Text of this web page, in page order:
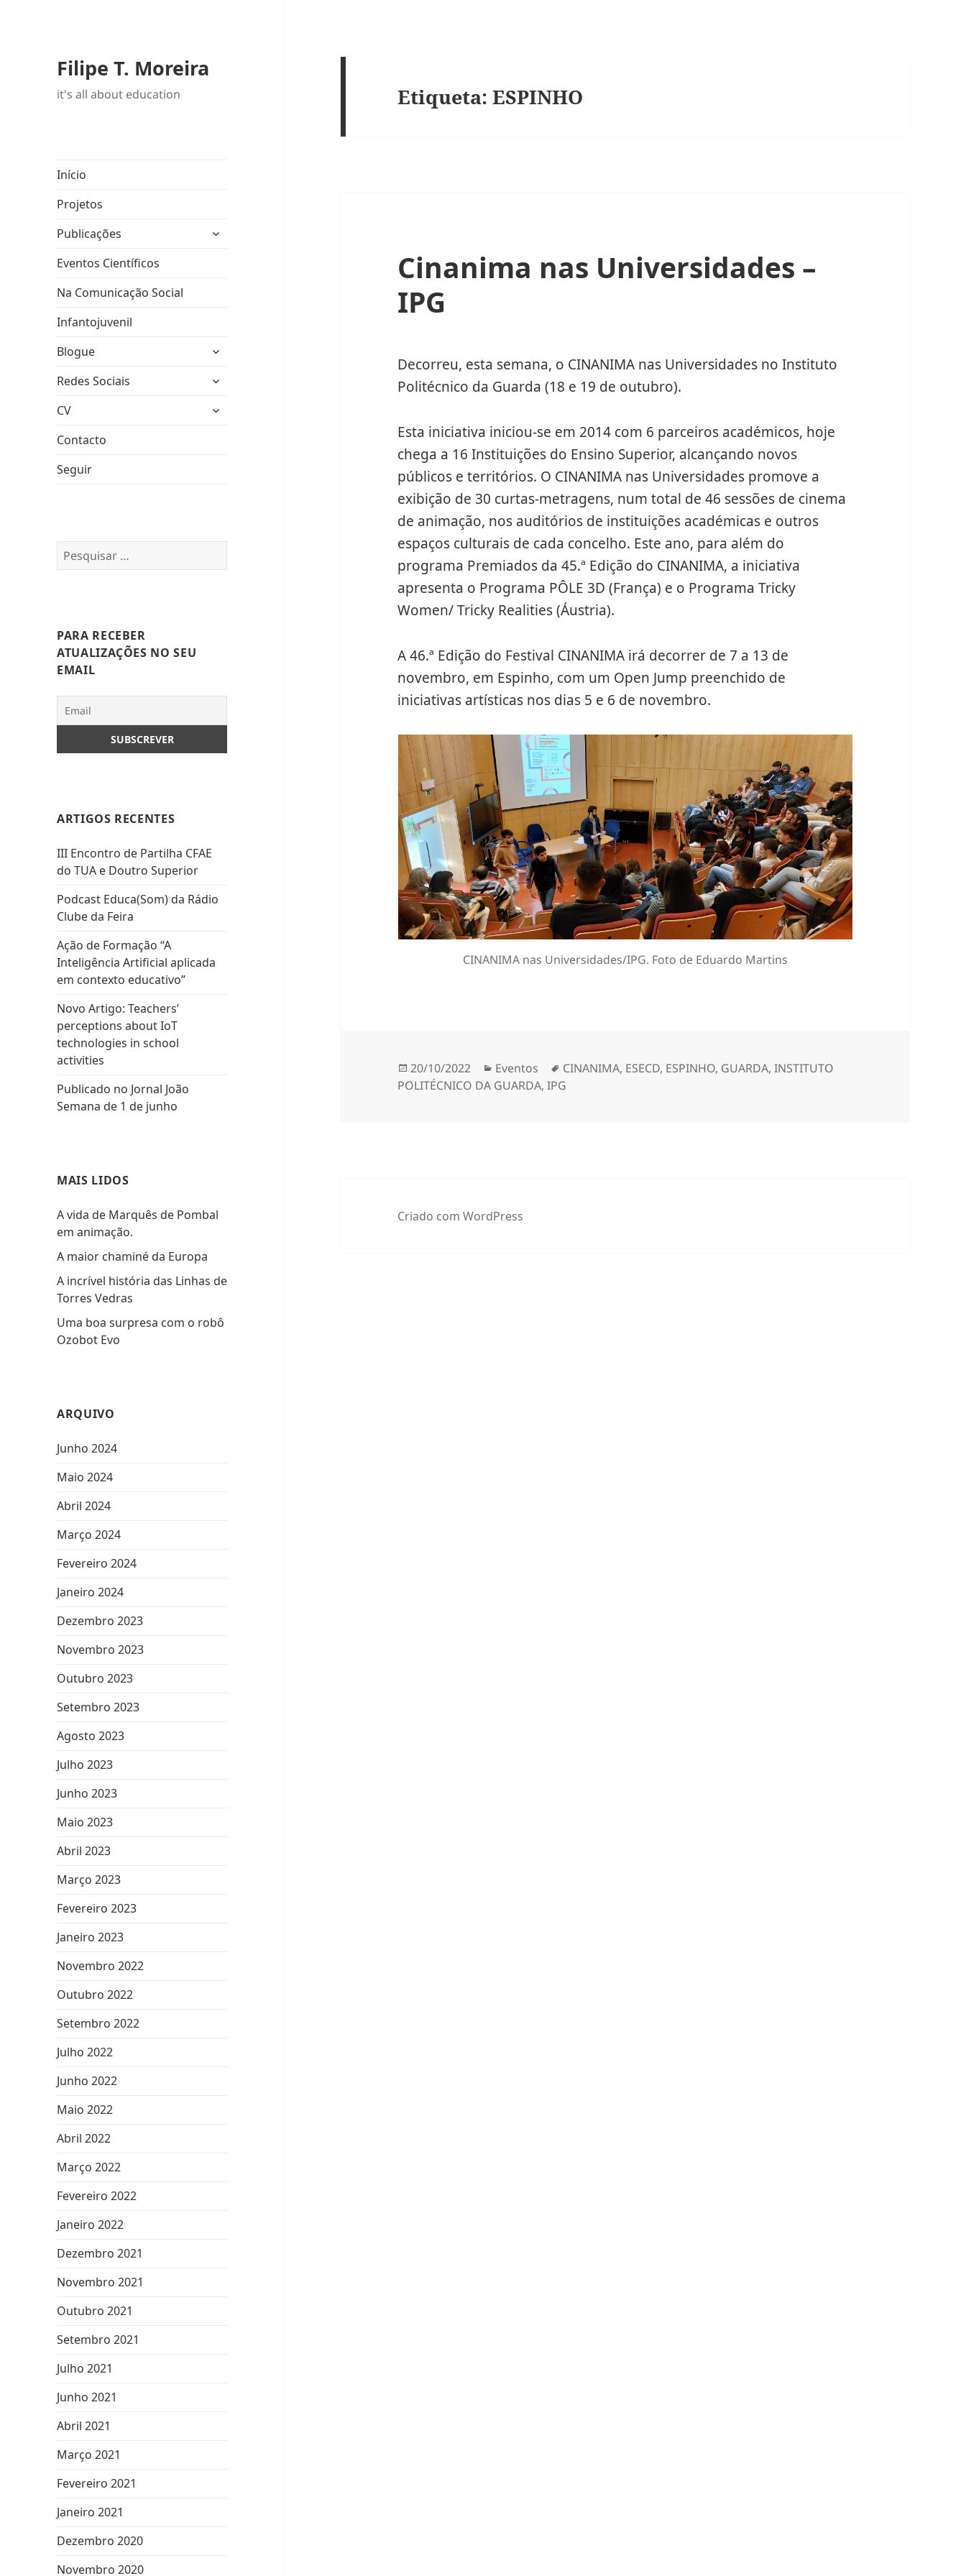
Filipe T. Moreira
it's all about education
Início
Projetos
Publicações
expandir
Eventos Científicos
Na Comunicação Social
Infantojuvenil
Blogue
expandir
Redes Sociais
expandir
CV
expandir
Contacto
Seguir
Pesquisar
por:
PARA RECEBER
ATUALIZAÇÕES NO SEU
EMAIL
ARTIGOS RECENTES
III Encontro de Partilha CFAE
do TUA e Doutro Superior
Podcast Educa(Som) da Rádio
Clube da Feira
Ação de Formação “A
Inteligência Artificial aplicada
em contexto educativo”
Novo Artigo: Teachers’
perceptions about IoT
technologies in school
activities
Publicado no Jornal João
Semana de 1 de junho
MAIS LIDOS
A vida de Marquês de Pombal
em animação.
A maior chaminé da Europa
A incrível história das Linhas de
Torres Vedras
Uma boa surpresa com o robô
Ozobot Evo
ARQUIVO
Junho 2024
Maio 2024
Abril 2024
Março 2024
Fevereiro 2024
Janeiro 2024
Dezembro 2023
Novembro 2023
Outubro 2023
Setembro 2023
Agosto 2023
Julho 2023
Junho 2023
Maio 2023
Abril 2023
Março 2023
Fevereiro 2023
Janeiro 2023
Novembro 2022
Outubro 2022
Setembro 2022
Julho 2022
Junho 2022
Maio 2022
Abril 2022
Março 2022
Fevereiro 2022
Janeiro 2022
Dezembro 2021
Novembro 2021
Outubro 2021
Setembro 2021
Julho 2021
Junho 2021
Abril 2021
Março 2021
Fevereiro 2021
Janeiro 2021
Dezembro 2020
Novembro 2020
Etiqueta:ESPINHO
Cinanima nas Universidades –
IPG
Decorreu, esta semana, o CINANIMA nas Universidades no Instituto
Politécnico da Guarda (18 e 19 de outubro).
Esta iniciativa iniciou-se em 2014 com 6 parceiros académicos, hoje
chega a 16 Instituições do Ensino Superior, alcançando novos
públicos e territórios. O CINANIMA nas Universidades promove a
exibição de 30 curtas-metragens, num total de 46 sessões de cinema
de animação, nos auditórios de instituições académicas e outros
espaços culturais de cada concelho. Este ano, para além do
programa Premiados da 45.ª Edição do CINANIMA, a iniciativa
apresenta o Programa PÔLE 3D (França) e o Programa Tricky
Women/ Tricky Realities (Áustria).
A 46.ª Edição do Festival CINANIMA irá decorrer de 7 a 13 de
novembro, em Espinho, com um Open Jump preenchido de
iniciativas artísticas nos dias 5 e 6 de novembro.
CINANIMA nas Universidades/IPG. Foto de Eduardo Martins
Publicado
a
20/10/2022 Categorias
Eventos Etiquetas
CINANIMA, ESECD, ESPINHO, GUARDA,INSTITUTO
POLITÉCNICO DA GUARDA,IPG
Criado com WordPress